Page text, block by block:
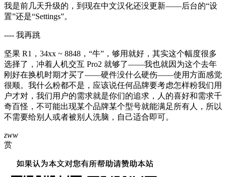
我是前几天升级的，到现在中文汉化还没更新——后台的“设
置”还是“Settings”。
---- 我再跳
坚果 R1，34xx ~ 8848，“牛”，够用就好，其实这个幅度很多
选择了，冲着人机交互 Pro2 就够了——我也就因为这个去年
刚好在换机时期才买了——硬件没什么硬伤——使用方面感觉
很顺。我什么粉都不是，应该说任何品牌要考虑怎样粉我们用
户才对，我们用户的需求就是你们的追求，人的喜好和需求千
奇百怪，不可能出现某个品牌某个型号就能满足所有人，所以
不需要给别人或者被别人洗脑，自己适合即可。
zww
赏